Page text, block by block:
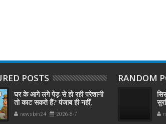
POSTS
घर के आगे लगे पेड़ से हो रही परेशानी
तो काट सकते हैं? पंजाब ही नहीं,
दिल्‍ली-यूपी समेत पूरे देश का नियम
जान लें
newsbin24 2026-8-7
RANDOM
हो